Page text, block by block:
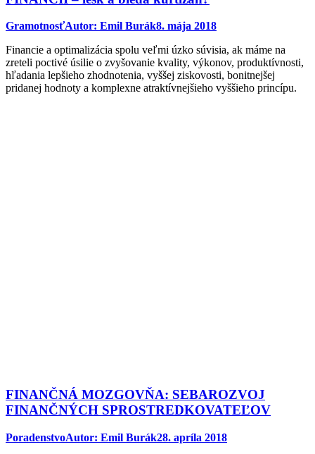
GramotnosťAutor: Emil Burák8. mája 2018
Financie a optimalizácia spolu veľmi úzko súvisia, ak máme na
zreteli poctivé úsilie o zvyšovanie kvality, výkonov, produktívnosti,
hľadania lepšieho zhodnotenia, vyššej ziskovosti, bonitnejšej
pridanej hodnoty a komplexne atraktívnejšieho vyššieho princípu.
FINANČNÁ MOZGOVŇA: SEBAROZVOJ
FINANČNÝCH SPROSTREDKOVATEĽOV
PoradenstvoAutor: Emil Burák28. apríla 2018